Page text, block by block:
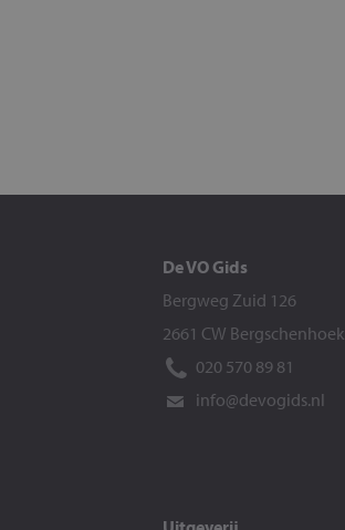
De VO Gids
Bergweg Zuid 126
2661 CW Bergschenhoek
020 570 89 81
info@devogids.nl